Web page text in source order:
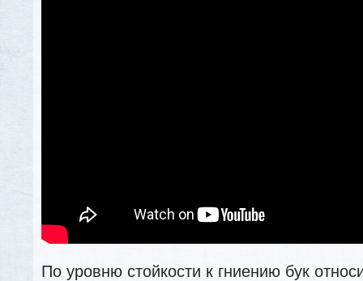
По уровню стойкости к гниению бук